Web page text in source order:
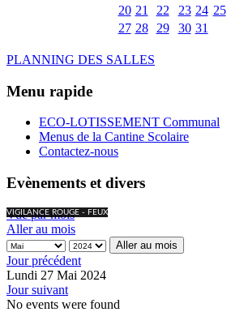
20 21 22 23 24 25
27 28 29 30 31
PLANNING DES SALLES
Menu rapide
ECO-LOTISSEMENT Communal
Menus de la Cantine Scolaire
Contactez-nous
Evènements et divers
VIGILANCE ROUGE - FEUX
Vue par mois
Aller au mois
Aller au mois
Jour précédent
Lundi 27 Mai 2024
Jour suivant
No events were found